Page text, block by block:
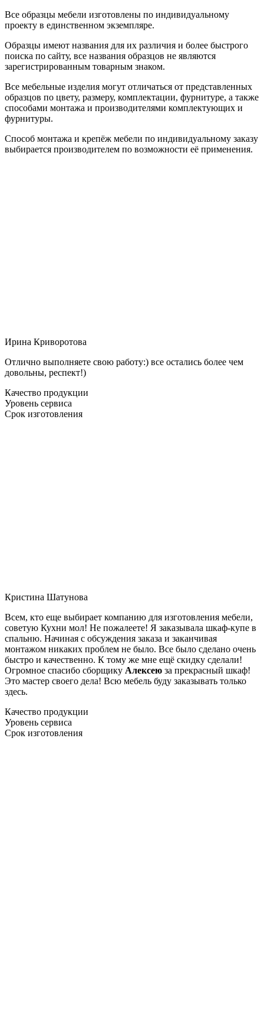
Все образцы мебели изготовлены по индивидуальному
проекту в единственном экземпляре.
Образцы имеют названия для их различия и более быстрого
поиска по сайту, все названия образцов не являются
зарегистрированным товарным знаком.
Все мебельные изделия могут отличаться от представленных
образцов по цвету, размеру, комплектации, фурнитуре, а также
способами монтажа и производителями комплектующих и
фурнитуры.
Способ монтажа и крепёж мебели по индивидуальному заказу
выбирается производителем по возможности её применения.
Ирина Криворотова
Отлично выполняете свою работу:) все остались более чем
довольны, респект!)
Качество продукции
Уровень сервиса
Срок изготовления
Кристина Шатунова
Всем, кто еще выбирает компанию для изготовления мебели,
советую Кухни мол! Не пожалеете! Я заказывала шкаф-купе в
спальню. Начиная с обсуждения заказа и заканчивая
монтажом никаких проблем не было. Все было сделано очень
быстро и качественно. К тому же мне ещё скидку сделали!
Огромное спасибо сборщику Алексею за прекрасный шкаф!
Это мастер своего дела! Всю мебель буду заказывать только
здесь.
Качество продукции
Уровень сервиса
Срок изготовления